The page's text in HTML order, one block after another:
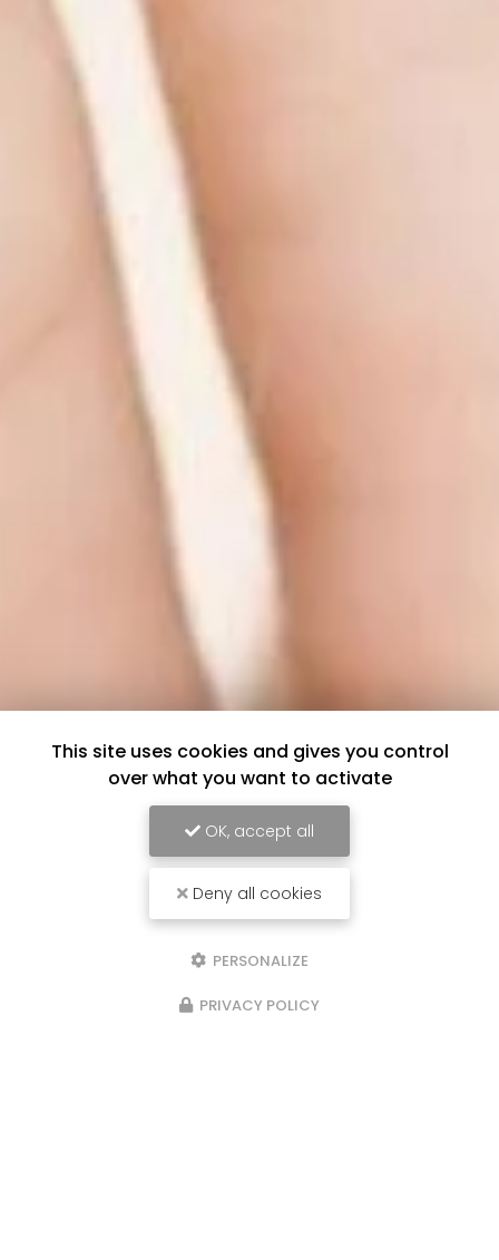
This site uses cookies and gives you control
over what you want to activate
OK, accept all
Deny all cookies
PERSONALIZE
PRIVACY POLICY